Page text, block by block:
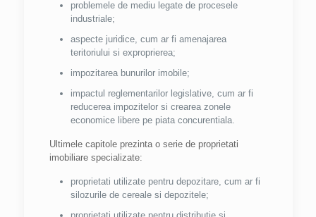
problemele de mediu legate de procesele
industriale;
aspecte juridice, cum ar fi amenajarea
teritoriului si exproprierea;
impozitarea bunurilor imobile;
impactul reglementarilor legislative, cum ar fi
reducerea impozitelor si crearea zonele
economice libere pe piata concurentiala.
Ultimele capitole prezinta o serie de proprietati
imobiliare specializate:
proprietati utilizate pentru depozitare, cum ar fi
silozurile de cereale si depozitele;